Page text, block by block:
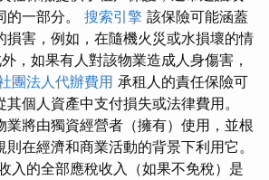
一部分。 搜索引擎 該保險可能涵蓋
損害，例如，在隨機火災或水損壞的情
，如果有人對該物業造成人身傷害，
團法人代辦費用 承租人的責任保險可
個人資產中支付損失或法律費用。
業將由獨資經營者（擁有）使用，並根
在經濟和商業活動的背景下利用它。
入的全部應稅收入（如果不免稅）是